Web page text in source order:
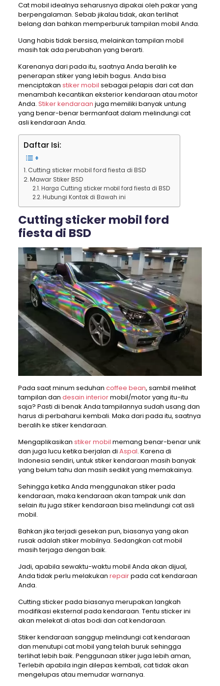
Cat mobil idealnya seharusnya dipakai oleh pakar yang
berpengalaman. Sebab jikalau tidak, akan terlihat
belang dan bahkan memperburuk tampilan mobil Anda.
Uang habis tidak bersisa, melainkan tampilan mobil
masih tak ada perubahan yang berarti.
Karenanya dari pada itu, saatnya Anda beralih ke
penerapan stiker yang lebih bagus. Anda bisa
menciptakan stiker mobil sebagai pelapis dari cat dan
menambah kecantikan eksterior kendaraan atau motor
Anda. Stiker kendaraan juga memiliki banyak untung
yang benar-benar bermanfaat dalam melindungi cat
asli kendaraan Anda.
Daftar Isi:
Cutting sticker mobil ford fiesta di BSD
Mawar Stiker BSD
Harga Cutting sticker mobil ford fiesta di BSD
Hubungi Kontak di Bawah ini
Cutting sticker mobil ford
fiesta di BSD
Pada saat minum seduhan coffee bean, sambil melihat
tampilan dan desain interiormobil/motor yang itu-itu
saja? Pasti di benak Anda tampilannya sudah usang dan
harus di perbaharui kembali. Maka dari pada itu, saatnya
beralih ke stiker kendaraan.
Mengaplikasikan stiker mobil memang benar-benar unik
dan juga lucu ketika berjalan di Aspal. Karena di
Indonesia sendiri, untuk stiker kendaraan masih banyak
yang belum tahu dan masih sedikit yang memakainya.
Sehingga ketika Anda menggunakan stiker pada
kendaraan, maka kendaraan akan tampak unik dan
selain itu juga stiker kendaraan bisa melindungi cat asli
mobil.
Bahkan jika terjadi gesekan pun, biasanya yang akan
rusak adalah stiker mobilnya. Sedangkan cat mobil
masih terjaga dengan baik.
Jadi, apabila sewaktu-waktu mobil Anda akan dijual,
Anda tidak perlu melakukan repairpada cat kendaraan
Anda.
Cutting sticker pada biasanya merupakan langkah
modifikasi eksternal pada kendaraan. Tentu sticker ini
akan melekat di atas bodi dan cat kendaraan.
Stiker kendaraan sanggup melindungi cat kendaraan
dan menutupi cat mobil yang telah buruk sehingga
terlihat lebih baik. Penggunaan stiker juga lebih aman,
Terlebih apabila ingin dilepas kembali, cat tidak akan
mengelupas atau memudar warnanya.